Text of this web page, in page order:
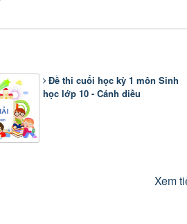
Đề thi cuối học kỳ 1 môn Sinh
học lớp 10 - Cánh diều
Xem